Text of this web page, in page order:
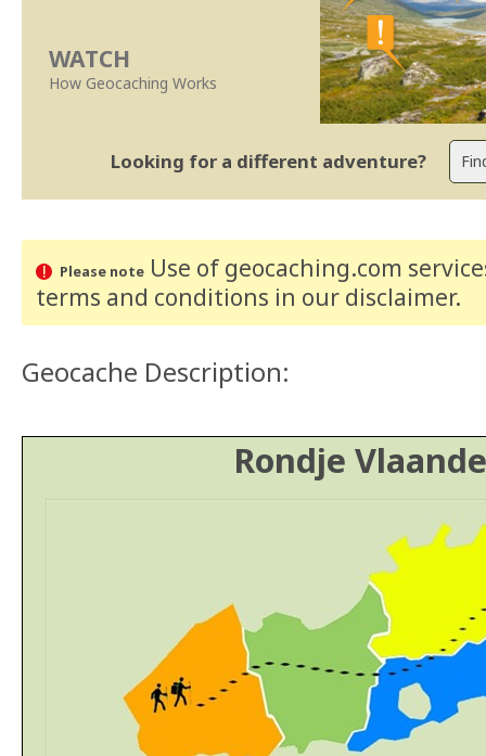
WATCH
How Geocaching Works
Looking for a different adventure?
Please noteUse of geocaching.com
terms and conditions in our disclaimer.
Geocache Description:
Rondje